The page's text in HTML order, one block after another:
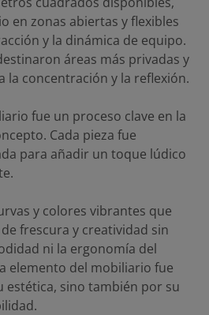
en zonas abiertas y flexibles
y la dinámica de equipo.
áreas más privadas y
la concentración y la reflexión.
fue un proceso clave en la
Cada pieza fue
para añadir un toque lúdico
y colores vibrantes que
frescura y creatividad sin
ni la ergonomía del
elemento del mobiliario fue
estética, sino también por su